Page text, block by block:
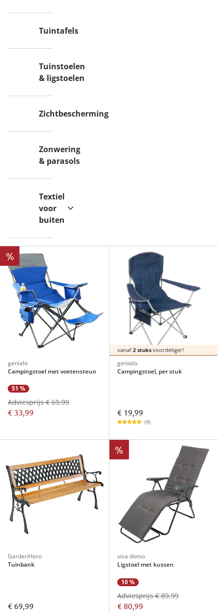
Tuintafels
Tuinstoelen
& ligstoelen
Zichtbescherming
Zonwering
& parasols
Textiel
voor
buiten
%
genialo
Campingstoel met voetensteun
51 %
€ 33,99
Adviesprijs € 69,99
vanaf 2 stuksvoordeliger!
genialo
Campingstoel, per stuk
€ 19,99
(4)
GardenHero
Tuinbank
€ 69,99
%
viva domo
Ligstoel met kussen
10 %
€ 80,99
Adviesprijs € 89,99